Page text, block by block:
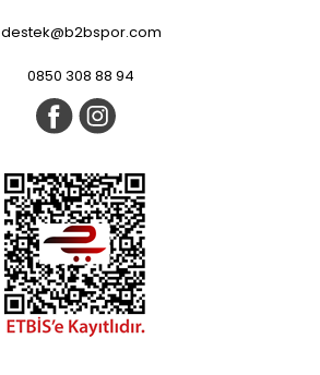
destek@b2bspor.com
0850 308 88 94